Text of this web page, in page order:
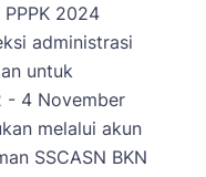
2024
administrasi
untuk
- 4 November
melalui akun
SSCASN BKN